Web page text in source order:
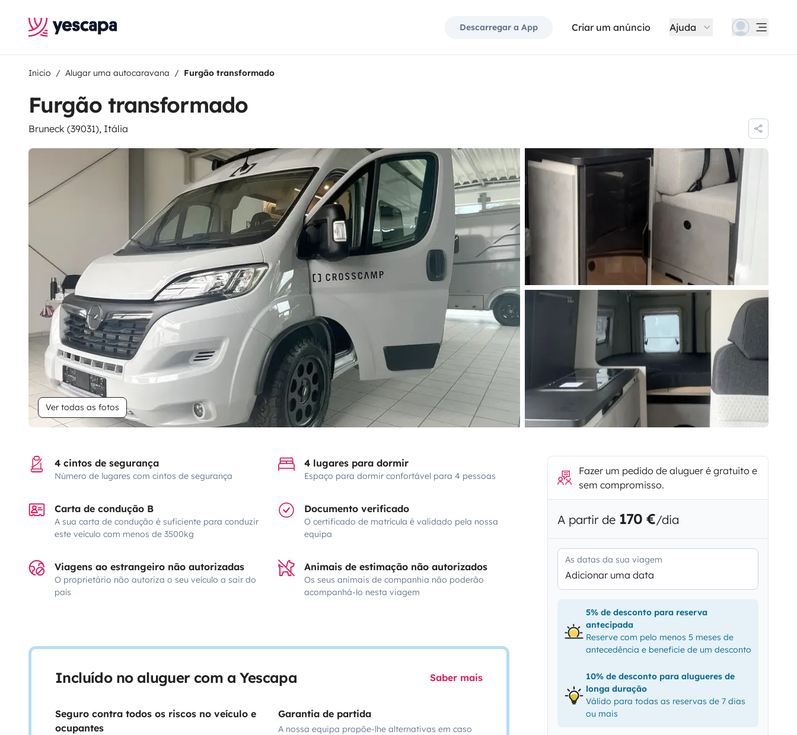
Descarregar a App Criar um anúncio Ajuda
Inicio Alugar uma autocaravana Furgão transformado
Furgão transformado
Bruneck (39031), Itália
Ver todas as fotos
4 cintos de segurança
Número de lugares com cintos de segurança
4 lugares para dormir
Espaço para dormir confortável para 4 pessoas
Carta de condução B
A sua carta de condução é suficiente para conduzir
este veículo com menos de 3500kg
Documento verificado
O certificado de matrícula é validado pela nossa
equipa
Viagens ao estrangeiro não autorizadas
O proprietário não autoriza o seu veículo a sair do
país
Animais de estimação não autorizados
Os seus animais de companhia não poderão
acompanhá-lo nesta viagem
Incluído no aluguer com a Yescapa Saber mais
Seguro contra todos os riscos no veículo e
ocupantes
Garantia de partida
A nossa equipa propõe-lhe alternativas em caso
Fazer um pedido de aluguer é gratuito e
sem compromisso.
A partir de 170 €/dia
As datas da sua viagem
Adicionar uma data
5% de desconto para reserva
antecipada
Reserve com pelo menos 5 meses de
antecedência e beneficie de um desconto
10% de desconto para alugueres de
longa duração
Válido para todas as reservas de 7 dias
ou mais